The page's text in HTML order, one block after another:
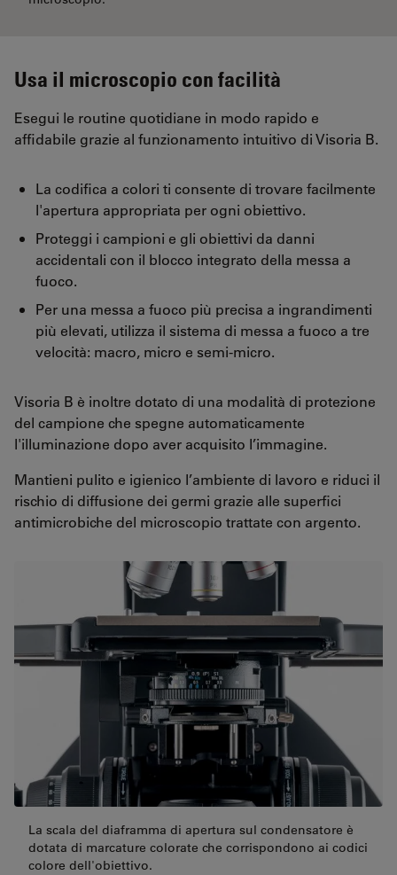
Usa il microscopio con facilità
Esegui le routine quotidiane in modo rapido e
affidabile grazie al funzionamento intuitivo di Visoria B.
La codifica a colori ti consente di trovare facilmente
l'apertura appropriata per ogni obiettivo.
Proteggi i campioni e gli obiettivi da danni
accidentali con il blocco integrato della messa a
fuoco.
Per una messa a fuoco più precisa a ingrandimenti
più elevati, utilizza il sistema di messa a fuoco a tre
velocità: macro, micro e semi-micro.
Visoria B è inoltre dotato di una modalità di protezione
del campione che spegne automaticamente
l'illuminazione dopo aver acquisito l’immagine.
Mantieni pulito e igienico l’ambiente di lavoro e riduci il
rischio di diffusione dei germi grazie alle superfici
antimicrobiche del microscopio trattate con argento.
La scala del diaframma di apertura sul condensatore è
dotata di marcature colorate che corrispondono ai codici
colore dell'obiettivo.